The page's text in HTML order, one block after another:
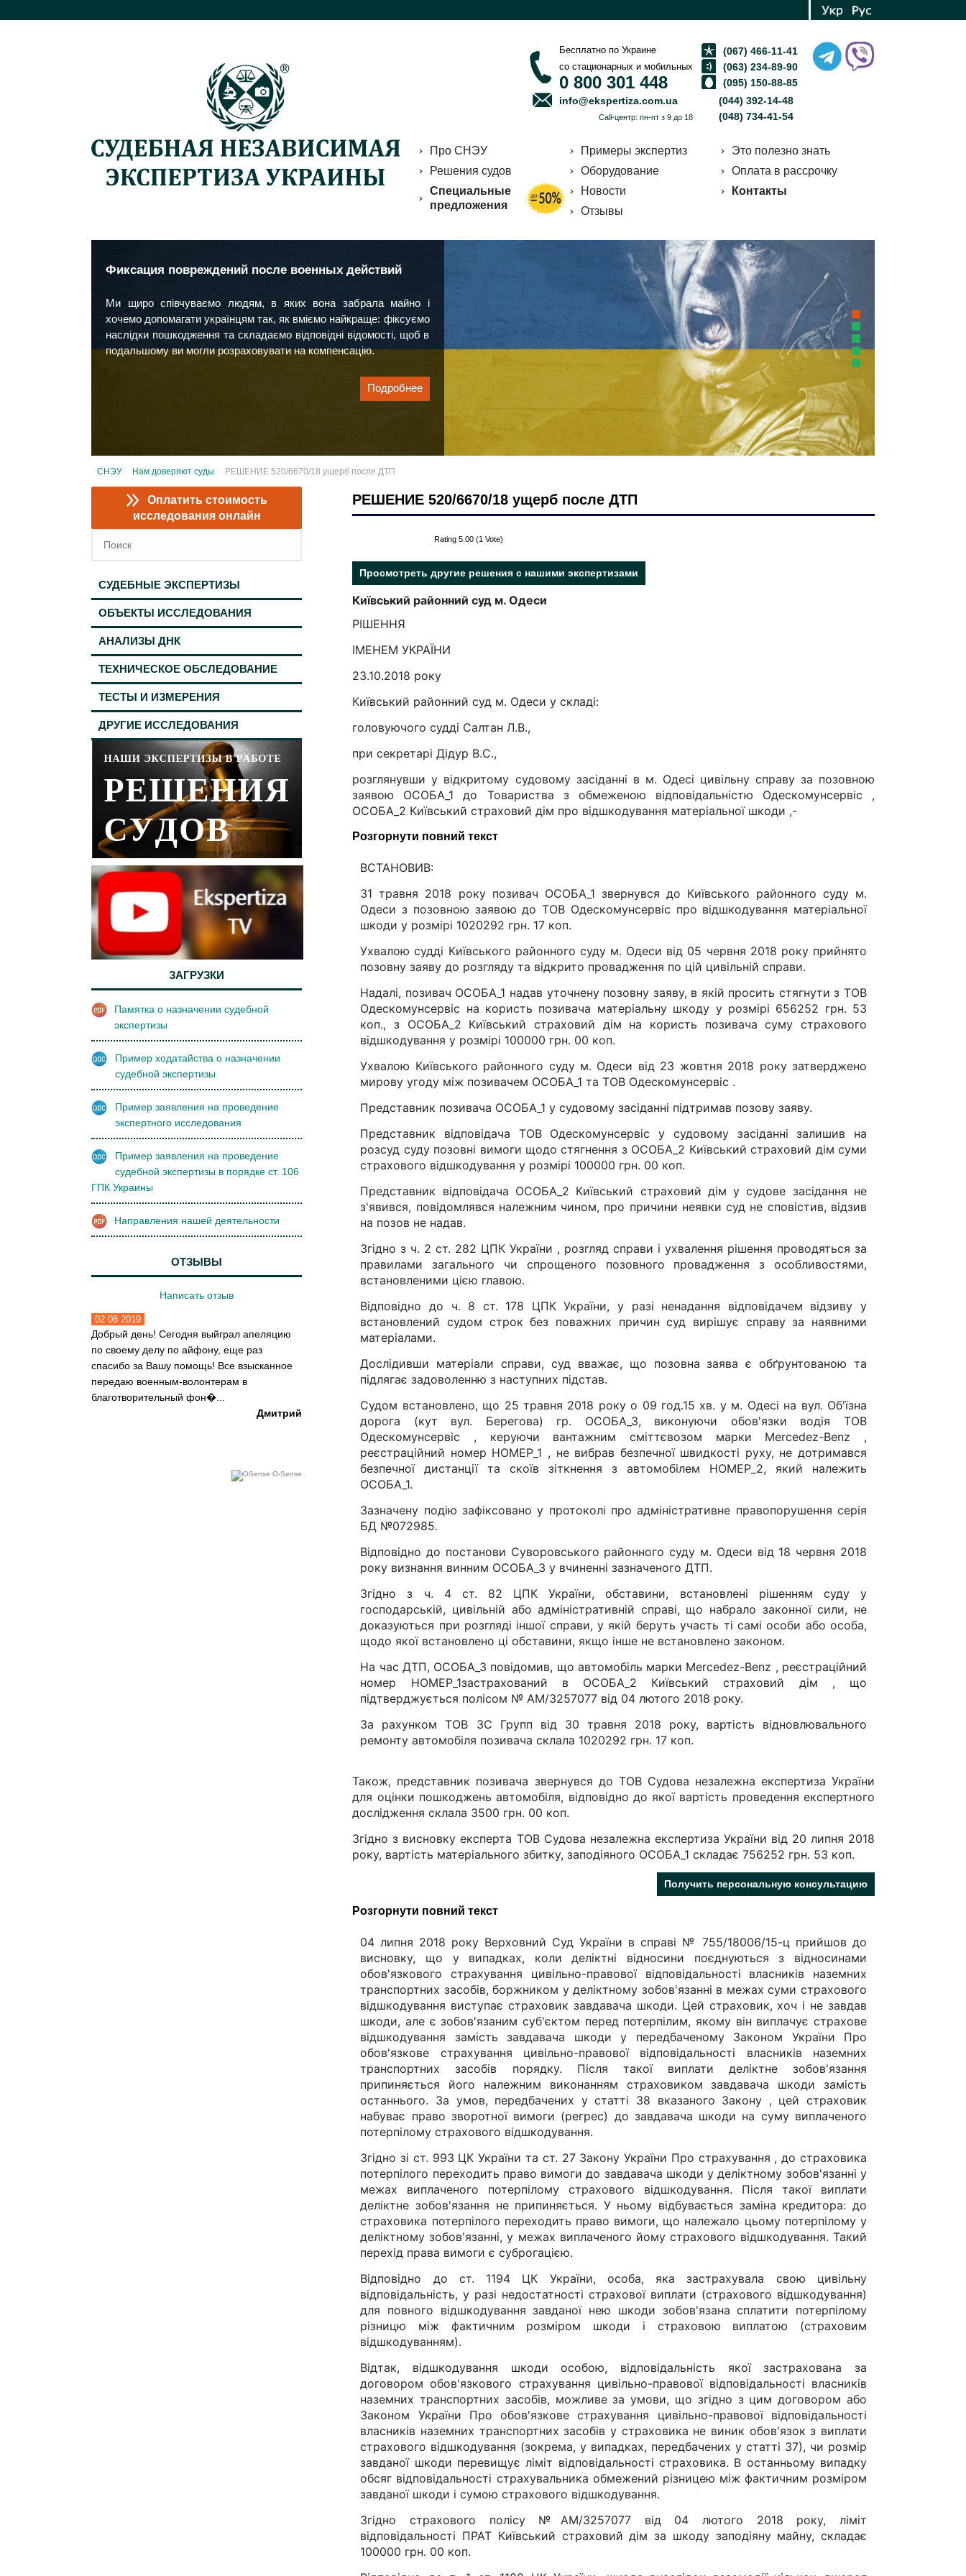
Бесплатно по Украине
со стационарных и мобильных
0 800 301 448
(067) 466-11-41
(063) 234-89-90
(095) 150-88-85
info@ekspertiza.com.ua
(044) 392-14-48
Call-центр: пн-пт з 9 до 18 (048) 734-41-54
Про СНЭУ Примеры экспертиз
Это полезно знать
Решения судов
Оборудование
Оплата в рассрочку
Специальные
предложения
Новости
Контакты
Отзывы
Фиксация повреждений после военных действий
Ми щиро співчуваємо людям, в яких вона забрала майно і
хочемо допомагати українцям так, як вміємо найкраще: фіксуємо
наслідки пошкодження та складаємо відповідні відомості, щоб в
подальшому ви могли розраховувати на компенсацію.
Подробнее
СНЭУ Нам доверяют суды РЕШЕНИЕ 520/6670/18 ущерб после ДТП
Оплатить стоимость
исследования онлайн
СУДЕБНЫЕ ЭКСПЕРТИЗЫ
ОБЪЕКТЫ ИССЛЕДОВАНИЯ
АНАЛИЗЫ ДНК
ТЕХНИЧЕСКОЕ ОБСЛЕДОВАНИЕ
ТЕСТЫ И ИЗМЕРЕНИЯ
ДРУГИЕ ИССЛЕДОВАНИЯ
ЗАГРУЗКИ
Памятка о назначении судебной
экспертизы
Пример ходатайства о назначении
судебной экспертизы
Пример заявления на проведение
экспертного исследования
Пример заявления на проведение
судебной экспертизы в порядке ст. 106
ГПК Украины
Направления нашей деятельности
ОТЗЫВЫ
Написать отзыв
Добрый день! Сегодня выйграл апеляцию
по своему делу по айфону, еще раз
передаю военным-волонтерам в
благотворительный фон�...
Дмитрий
15 08 2017
O-Sense
РЕШЕНИЕ 520/6670/18 ущерб после ДТП
Rating 5.00 (1 Vote)
Просмотреть другие решения с нашими экспертизами
Київський районний суд м. Одеси
РІШЕННЯ
ІМЕНЕМ УКРАЇНИ
23.10.2018 року
Київський районний суд м. Одеси у складі:
головуючого судді Салтан Л.В.,
при секретарі Дідур В.С.,
розглянувши у відкритому судовому засіданні в м. Одесі цивільну справу за позовною
заявою ОСОБА_1 до Товариства з обмеженою відповідальністю Одескомунсервіс ,
ОСОБА_2 Київський страховий дім про відшкодування матеріальної шкоди ,-
Розгорнути повний текст
ВСТАНОВИВ:
31 травня 2018 року позивач ОСОБА_1 звернувся до Київського районного суду м.
Одеси з позовною заявою до ТОВ Одескомунсервіс про відшкодування матеріальної
шкоди у розмірі 1020292 грн. 17 коп.
Ухвалою судді Київського районного суду м. Одеси від 05 червня 2018 року прийнято
позовну заяву до розгляду та відкрито провадження по цій цивільній справи.
Надалі, позивач ОСОБА_1 надав уточнену позовну заяву, в якій просить стягнути з ТОВ
Одескомунсервіс на користь позивача матеріальну шкоду у розмірі 656252 грн. 53
коп., з ОСОБА_2 Київський страховий дім на користь позивача суму страхового
відшкодування у розмірі 100000 грн. 00 коп.
Ухвалою Київського районного суду м. Одеси від 23 жовтня 2018 року затверджено
мирову угоду між позивачем ОСОБА_1 та ТОВ Одескомунсервіс .
Представник позивача ОСОБА_1 у судовому засіданні підтримав позову заяву.
Представник відповідача ТОВ Одескомунсервіс у судовому засіданні залишив на
розсуд суду позовні вимоги щодо стягнення з ОСОБА_2 Київський страховий дім суми
страхового відшкодування у розмірі 100000 грн. 00 коп.
Представник відповідача ОСОБА_2 Київський страховий дім у судове засідання не
з'явився, повідомлявся належним чином, про причини неявки суд не сповістив, відзив
на позов не надав.
Згідно з ч. 2 ст. 282 ЦПК України , розгляд справи і ухвалення рішення проводяться за
правилами загального чи спрощеного позовного провадження з особливостями,
встановленими цією главою.
Відповідно до ч. 8 ст. 178 ЦПК України, у разі ненадання відповідачем відзиву у
встановлений судом строк без поважних причин суд вирішує справу за наявними
матеріалами.
Дослідивши матеріали справи, суд вважає, що позовна заява є обґрунтованою та
підлягає задоволенню з наступних підстав.
Судом встановлено, що 25 травня 2018 року о 09 год.15 хв. у м. Одесі на вул. Об'їзна
дорога (кут вул. Берегова) гр. ОСОБА_3, виконуючи обов'язки водія ТОВ
Одескомунсервіс , керуючи вантажним сміттєвозом марки Mercedez-Benz ,
реєстраційний номер НОМЕР_1 , не вибрав безпечної швидкості руху, не дотримався
безпечної дистанції та скоїв зіткнення з автомобілем НОМЕР_2, який належить
ОСОБА_1.
Зазначену подію зафіксовано у протоколі про адміністративне правопорушення серія
БД №072985.
Відповідно до постанови Суворовського районного суду м. Одеси від 18 червня 2018
року визнання винним ОСОБА_3 у вчиненні зазначеного ДТП.
Згідно з ч. 4 ст. 82 ЦПК України, обставини, встановлені рішенням суду у
господарській, цивільній або адміністративній справі, що набрало законної сили, не
доказуються при розгляді іншої справи, у якій беруть участь ті самі особи або особа,
щодо якої встановлено ці обставини, якщо інше не встановлено законом.
На час ДТП, ОСОБА_3 повідомив, що автомобіль марки Mercedez-Benz , реєстраційний
номер НОМЕР_1застрахований в ОСОБА_2 Київський страховий дім , що
підтверджується полісом № АМ/3257077 від 04 лютого 2018 року.
За рахунком ТОВ ЗС Групп від 30 травня 2018 року, вартість відновлювального
ремонту автомобіля позивача склала 1020292 грн. 17 коп.
Також, представник позивача звернувся до ТОВ Судова незалежна експертиза України
для оцінки пошкоджень автомобіля, відповідно до якої вартість проведення експертного
дослідження склала 3500 грн. 00 коп.
Згідно з висновку експерта ТОВ Судова незалежна експертиза України від 20 липня 2018
року, вартість матеріального збитку, заподіяного ОСОБА_1 складає 756252 грн. 53 коп.
Получить персональную консультацию
Розгорнути повний текст
04 липня 2018 року Верховний Суд України в справі № 755/18006/15-ц прийшов до
висновку, що у випадках, коли деліктні відносини поєднуються з відносинами
обов'язкового страхування цивільно-правової відповідальності власників наземних
транспортних засобів, боржником у деліктному зобов'язанні в межах суми страхового
відшкодування виступає страховик завдавача шкоди. Цей страховик, хоч і не завдав
шкоди, але є зобов'язаним суб'єктом перед потерпілим, якому він виплачує страхове
відшкодування замість завдавача шкоди у передбаченому Законом України Про
обов'язкове страхування цивільно-правової відповідальності власників наземних
транспортних засобів порядку. Після такої виплати деліктне зобов'язання
припиняється його належним виконанням страховиком завдавача шкоди замість
останнього. За умов, передбачених у статті 38 вказаного Закону , цей страховик
набуває право зворотної вимоги (регрес) до завдавача шкоди на суму виплаченого
потерпілому страхового відшкодування.
Згідно зі ст. 993 ЦК України та ст. 27 Закону України Про страхування , до страховика
потерпілого переходить право вимоги до завдавача шкоди у деліктному зобов'язанні у
межах виплаченого потерпілому страхового відшкодування. Після такої виплати
деліктне зобов'язання не припиняється. У ньому відбувається заміна кредитора: до
страховика потерпілого переходить право вимоги, що належало цьому потерпілому у
деліктному зобов'язанні, у межах виплаченого йому страхового відшкодування. Такий
перехід права вимоги є суброгацією.
Відповідно до ст. 1194 ЦК України, особа, яка застрахувала свою цивільну
відповідальність, у разі недостатності страхової виплати (страхового відшкодування)
для повного відшкодування завданої нею шкоди зобов'язана сплатити потерпілому
різницю між фактичним розміром шкоди і страховою виплатою (страховим
відшкодуванням).
Відтак, відшкодування шкоди особою, відповідальність якої застрахована за
договором обов'язкового страхування цивільно-правової відповідальності власників
наземних транспортних засобів, можливе за умови, що згідно з цим договором або
Законом України Про обов'язкове страхування цивільно-правової відповідальності
власників наземних транспортних засобів у страховика не виник обов'язок з виплати
страхового відшкодування (зокрема, у випадках, передбачених у статті 37), чи розмір
завданої шкоди перевищує ліміт відповідальності страховика. В останньому випадку
обсяг відповідальності страхувальника обмежений різницею між фактичним розміром
завданої шкоди і сумою страхового відшкодування.
Згідно страхового полісу №АМ/3257077 від 04 лютого 2018 року, ліміт
відповідальності ПРАТ Київський страховий дім за шкоду заподіяну майну, складає
100000 грн. 00 коп.